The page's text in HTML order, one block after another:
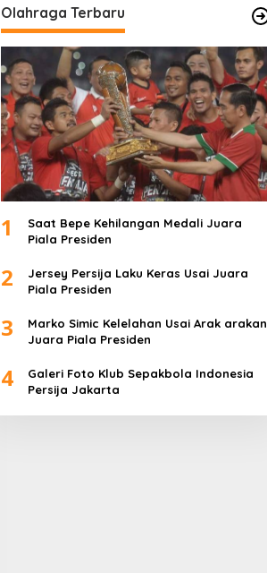
Olahraga Terbaru
1
Saat Bepe Kehilangan Medali Juara
Piala Presiden
2
Jersey Persija Laku Keras Usai Juara
Piala Presiden
3
Marko Simic Kelelahan Usai Arak arakan
Juara Piala Presiden
4
Galeri Foto Klub Sepakbola Indonesia
Persija Jakarta